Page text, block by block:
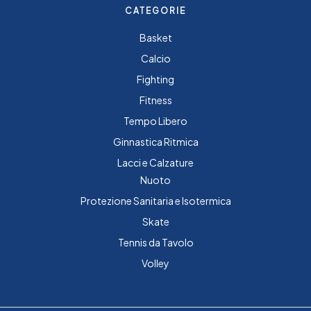
CATEGORIE
Basket
Calcio
Fighting
Fitness
Tempo Libero
Ginnastica Ritmica
Lacci e Calzature
Nuoto
Protezione Sanitaria e Isotermica
Skate
Tennis da Tavolo
Volley